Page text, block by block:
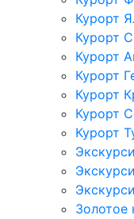
Курорт
Курорт
Курорт
Курорт
Курорт
Курорт
Курорт
Золотое